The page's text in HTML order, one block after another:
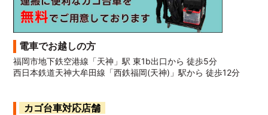
電車でお越しの方
福岡市地下鉄空港線「天神」駅 東1b出口から 徒歩5分
西日本鉄道天神大牟田線「西鉄福岡(天神)」駅から 徒歩12分
カゴ台車対応店舗